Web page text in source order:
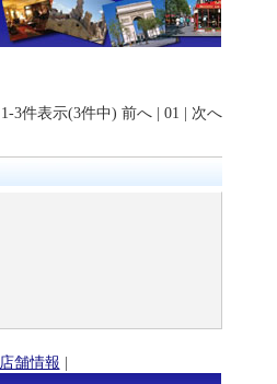
1-3件表示(3件中) 前へ | 01 | 次へ
店舗情報 |